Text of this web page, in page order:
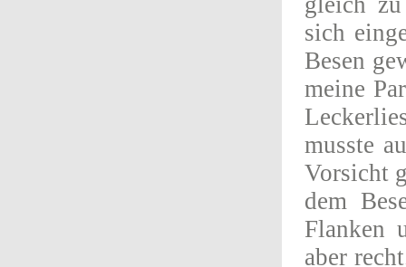
sich
Besen
meine
musste
Vorsicht
dem
Flanken
aber